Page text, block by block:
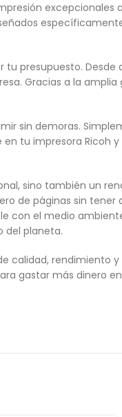
excepcionales
presupuesto.
Gracias a la amplia
sin demoras.
tu impresora Ricoh
sino también un
de páginas sin
con el medio
del planeta.
calidad, rendimiento
gastar más dinero